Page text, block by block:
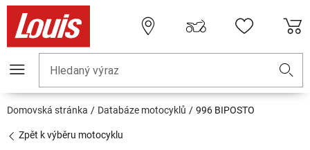
Hledaný výraz
Domovská stránka Databáze motocyklů 996 BIPOSTO
Zpět k výběru motocyklu